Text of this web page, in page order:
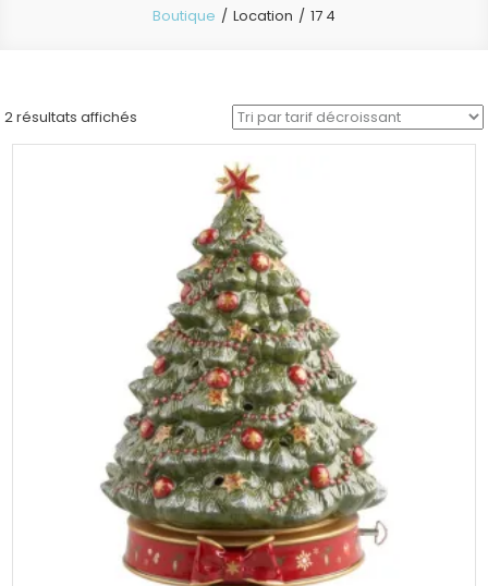
Boutique Location 17 4
2 résultats affichés
par
décroissant